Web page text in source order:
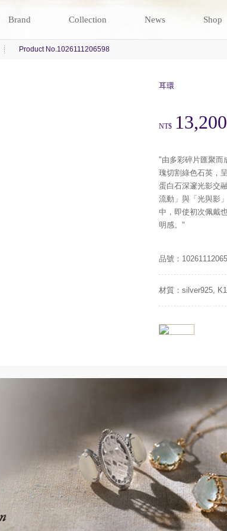
Brand Collection News Shop
Product No.1026111206598
耳環
NT$ 13,200
"由多彩碎片匯聚而
瑰切割綠色石英，
蛋白石深邃光影交
流動」與「光與影
中，即使初次佩戴
明感。"
品號：
材質：silver925,